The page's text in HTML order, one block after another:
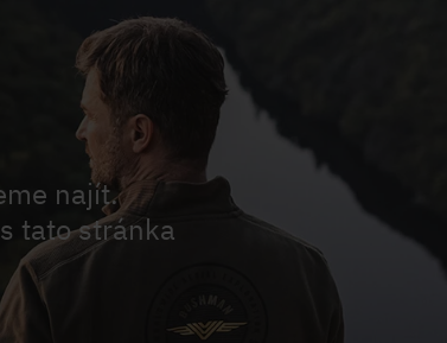
najít.
tato stránka